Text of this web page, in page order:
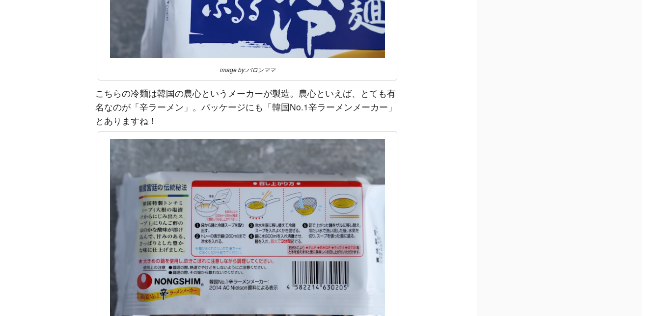
image by:バロンママ
こちらの冷麺は韓国の農心というメーカーが製造。農心といえば、とても有
名なのが「辛ラーメン」。パッケージにも「韓国No.1辛ラーメンメーカー」
とありますね！